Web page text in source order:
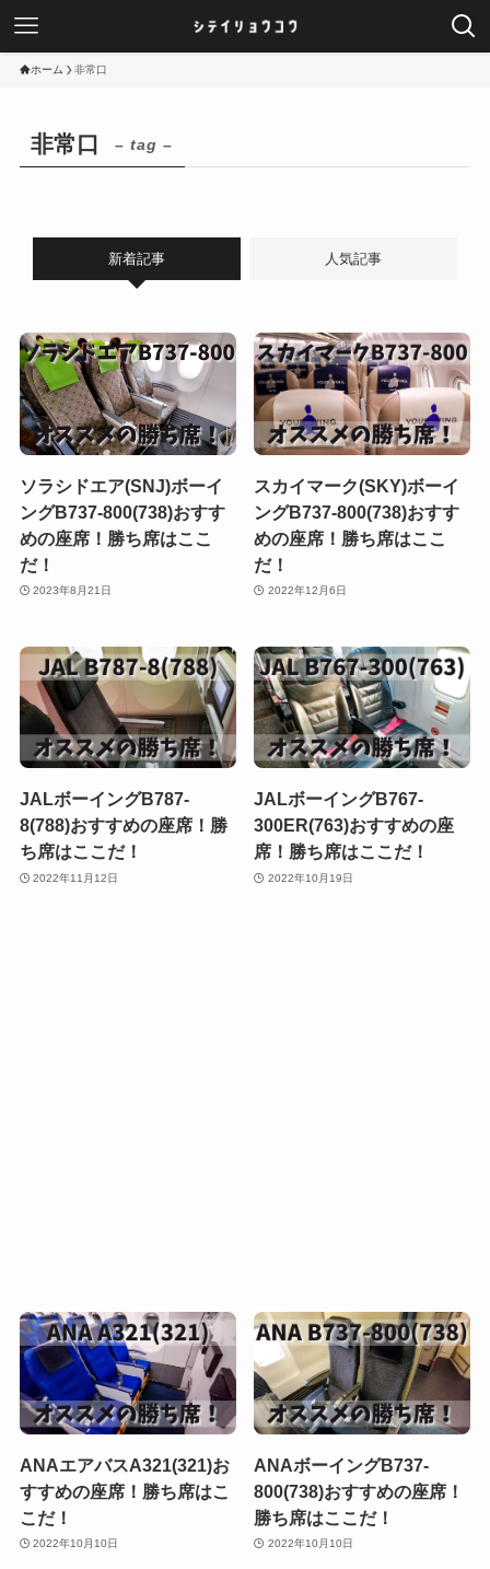
ホーム 非常口
非常口 – tag –
新着記事 人気記事
ソラシドエア(SNJ)ボーイ
ングB737-800(738)おすす
めの座席！勝ち席はここ
だ！
2023年8月21日
スカイマーク(SKY)ボーイ
ングB737-800(738)おすす
めの座席！勝ち席はここ
だ！
2022年12月6日
JALボーイングB787-
8(788)おすすめの座席！勝
ち席はここだ！
2022年11月12日
JALボーイングB767-
300ER(763)おすすめの座
席！勝ち席はここだ！
2022年10月19日
ANAエアバスA321(321)お
すすめの座席！勝ち席はこ
こだ！
2022年10月10日
ANAボーイングB737-
800(738)おすすめの座席！
勝ち席はここだ！
2022年10月10日